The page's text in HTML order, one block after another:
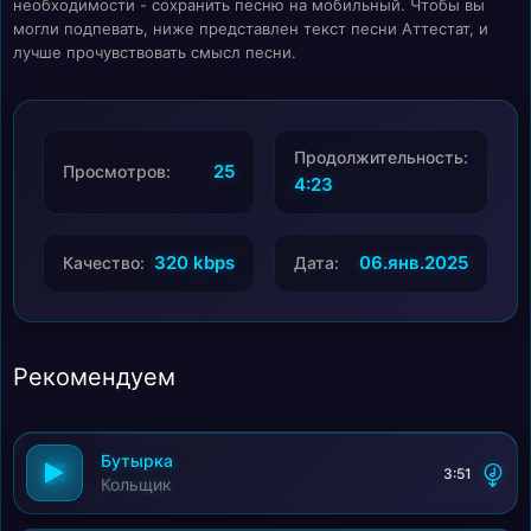
необходимости - сохранить песню на мобильный. Чтобы вы
могли подпевать, ниже представлен текст песни Аттестат, и
лучше прочувствовать смысл песни.
Просмотров: 25
Продолжительность:
4:23
Качество: 320 kbps Дата: 06.янв.2025
Рекомендуем
Бутырка
Кольщик
3:51